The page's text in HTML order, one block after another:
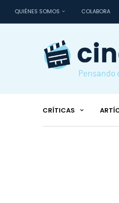
QUIÉNES SOMOS COLABORA
CRÍTICAS